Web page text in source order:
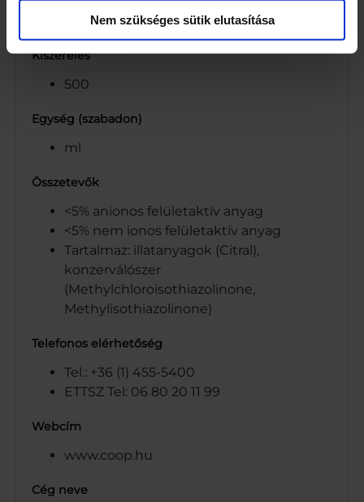
Nem szükséges sütik elutasítása
Coop
Kiszerelés
500
Egység (szabadon)
ml
Összetevők
<5% anionos felületaktív anyag
<5% nem ionos felületaktív anyag
Tartalmaz: illatanyagok (Citral),
konzerválószer
(Methylchloroisothiazolinone,
Methylisothiazolinone)
Telefonos elérhetőség
Tel.: +36 (1) 455-5400
ETTSZ Tel: 06 80 20 11 99
Webcím
www.coop.hu
Cég neve